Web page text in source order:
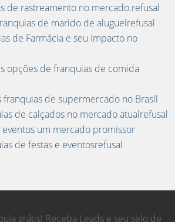
de rastreamento no mercado.refusal
de marido de aluguelrefusal
de Farmácia e seu Impacto no
opções de franquias de comida
franquias de supermercado no Brasil
de calçados no mercado atualrefusal
eventos um mercado promissor
de festas e eventosrefusal
grátis! Receba Leads e seu selo de